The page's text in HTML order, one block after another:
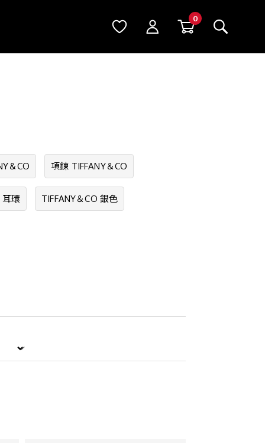
＆CO 項鍊 TIFFANY＆CO
耳環 TIFFANY＆CO 銀色